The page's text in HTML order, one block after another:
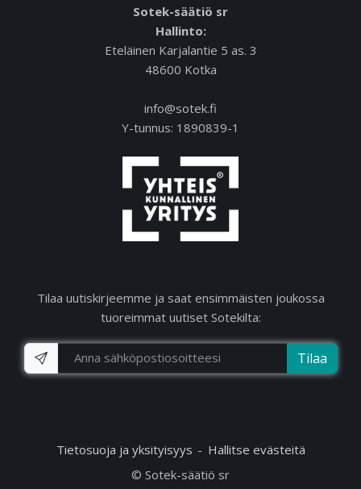
Sotek-säätiö sr
Hallinto:
Eteläinen Karjalantie 5 as. 3
48600 Kotka
info@sotek.fi
Y-tunnus: 1890839-1
Tilaa uutiskirjeemme ja saat ensimmäisten joukossa
tuoreimmat uutiset Sotekilta:
Tilaa
Tietosuoja ja yksityisyys
Hallitse evästeitä
© Sotek-säätiö sr